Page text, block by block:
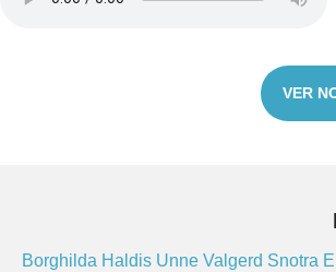
VER
Borghilda Haldis Unne Valgerd Snotra